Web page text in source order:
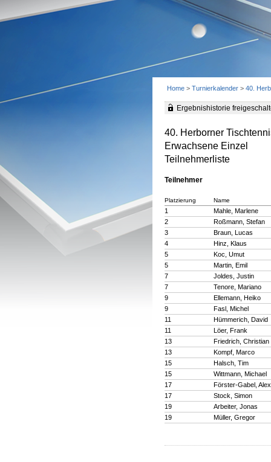
Home > Turnierkalender > 40.
Ergebnishistorie
40. Herborner
Erwachsene Einzel
Teilnehmerliste
Teilnehmer
Platzierung Name
1
Mahle, Marlene
2
Roßmann, Stefan
3
Braun, Lucas
4
Hinz, Klaus
5
Koc, Umut
5
Martin, Emil
7
Joldes, Justin
7
Tenore, Mariano
9
Ellemann, Heiko
9
Fasl, Michel
11
Hümmerich, David
11
Löer, Frank
13
Friedrich, Christian
13
Kompf, Marco
15
Halsch, Tim
15
Wittmann, Michael
17
Förster-Gabel,
17
Stock, Simon
19
Arbeiter, Jonas
19
Müller, Gregor